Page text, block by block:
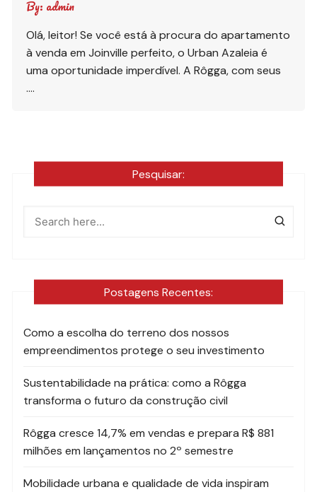
By: admin
Olá, leitor! Se você está à procura do apartamento
à venda em Joinville perfeito, o Urban Azaleia é
uma oportunidade imperdível. A Rôgga, com seus
….
Pesquisar:
Postagens Recentes:
Como a escolha do terreno dos nossos
empreendimentos protege o seu investimento
Sustentabilidade na prática: como a Rôgga
transforma o futuro da construção civil
Rôgga cresce 14,7% em vendas e prepara R$ 881
milhões em lançamentos no 2º semestre
Mobilidade urbana e qualidade de vida inspiram